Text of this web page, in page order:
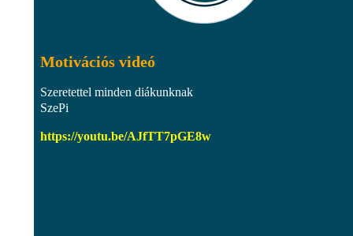
Motivációs videó
Szeretettel minden diákunknak
SzePi
https://youtu.be/AJfTT7pGE8w